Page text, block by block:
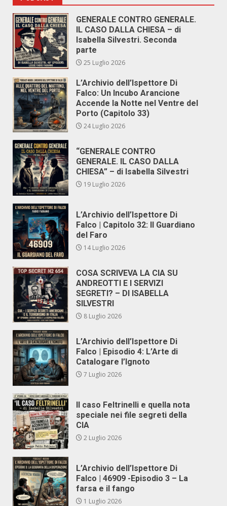
GENERALE CONTRO GENERALE.
IL CASO DALLA CHIESA – di
Isabella Silvestri. Seconda
parte
25 Luglio 2026
L’Archivio dell’Ispettore Di
Falco: Un Incubo Arancione
Accende la Notte nel Ventre del
Porto (Capitolo 33)
24 Luglio 2026
“GENERALE CONTRO
GENERALE. IL CASO DALLA
CHIESA” – di Isabella Silvestri
19 Luglio 2026
L’Archivio dell’Ispettore Di
Falco | Capitolo 32: Il Guardiano
del Faro
14 Luglio 2026
COSA SCRIVEVA LA CIA SU
ANDREOTTI E I SERVIZI
SEGRETI? – DI ISABELLA
SILVESTRI
8 Luglio 2026
L’Archivio dell’Ispettore Di
Falco | Episodio 4: L’Arte di
Catalogare l’Ignoto
7 Luglio 2026
Il caso Feltrinelli e quella nota
speciale nei file segreti della
CIA
2 Luglio 2026
L’Archivio dell’Ispettore Di
Falco | 46909 -Episodio 3 – La
farsa e il fango
1 Luglio 2026